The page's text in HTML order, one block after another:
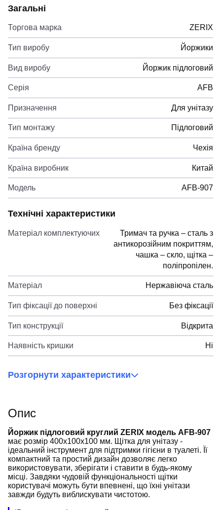
Загальні
Торгова марка ZERIX
Тип виробу Йоржики
Вид виробу Йоржик підлоговий
Серія AFB
Призначення Для унітазу
Тип монтажу Підлоговий
Країна бренду Чехія
Країна виробник Китай
Модель AFB-907
Технічні характеристики
Матеріал комплектуючих
Тримач та ручка – сталь з
антикорозійним покриттям,
чашка – скло, щітка –
поліпропілен.
Матеріал Нержавіюча сталь
Тип фіксації до поверхні Без фіксації
Тип конструкції Відкрита
Наявність кришки Ні
Розгорнути характеристики
Опис
Йоржик підлоговий круглий ZERIX модель AFB-907
має розмір 400x100x100 мм. Щітка для унітазу -
ідеальний інструмент для підтримки гігієни в туалеті. Її
компактний та простий дизайн дозволяє легко
використовувати, зберігати і ставити в будь-якому
місці. Завдяки чудовій функціональності щітки
користувачі можуть бути впевнені, що їхні унітази
завжди будуть виблискувати чистотою.